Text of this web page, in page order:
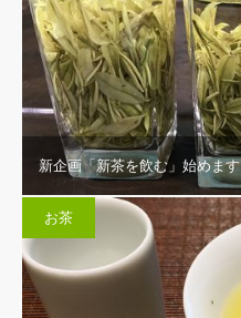
新企画「新茶を飲む」始めます
お茶